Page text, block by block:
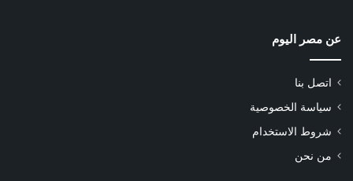
عن مصر اليوم
اتصل بنا
سياسة الخصوصية
شروط الاستخدام
من نحن